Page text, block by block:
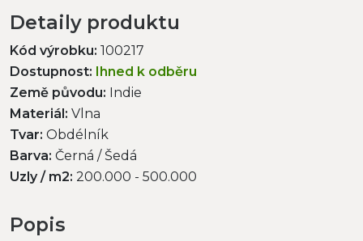
Detaily produktu
Kód výrobku: 100217
Dostupnost: Ihned k odběru
Země původu: Indie
Materiál: Vlna
Tvar: Obdélník
Barva: Černá / Šedá
Uzly / m2: 200.000 - 500.000
Popis